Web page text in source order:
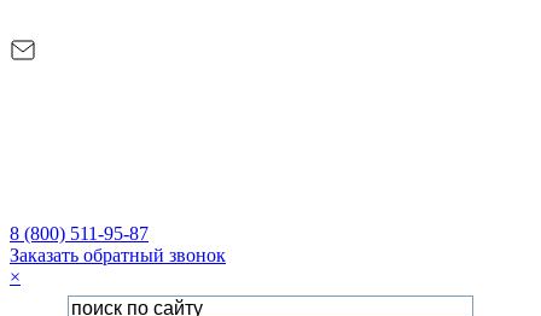
8 (800) 511-95-87
Заказать обратный звонок
×